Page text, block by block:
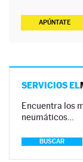
APÚNTATE
SERVICIOS EL
Encuentra los
neumáticos…
BUSCAR